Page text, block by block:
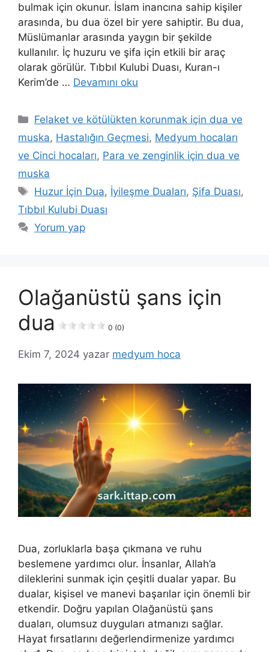
bulmak için okunur. İslam inancına sahip kişiler
arasında, bu dua özel bir yere sahiptir. Bu dua,
Müslümanlar arasında yaygın bir şekilde
kullanılır. İç huzuru ve şifa için etkili bir araç
olarak görülür. Tıbbıl Kulubi Duası, Kuran-ı
Kerim’de … Devamını oku
Felaket ve kötülükten korunmak için dua ve
muska, Hastalığın Geçmesi, Medyum hocaları
ve Cinci hocaları, Para ve zenginlik için dua ve
muska
Huzur İçin Dua, İyileşme Duaları, Şifa Duası,
Tıbbıl Kulubi Duası
Yorum yap
Olağanüstü şans için
dua
0 (0)
Ekim 7, 2024 yazar medyum hoca
Dua, zorluklarla başa çıkmana ve ruhu
beslemene yardımcı olur. İnsanlar, Allah’a
dileklerini sunmak için çeşitli dualar yapar. Bu
dualar, kişisel ve manevi başarılar için önemli bir
etkendir. Doğru yapılan Olağanüstü şans
duaları, olumsuz duyguları atmanızı sağlar.
Hayat fırsatlarını değerlendirmenize yardımcı